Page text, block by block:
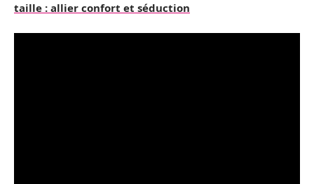
taille : allier confort et séduction